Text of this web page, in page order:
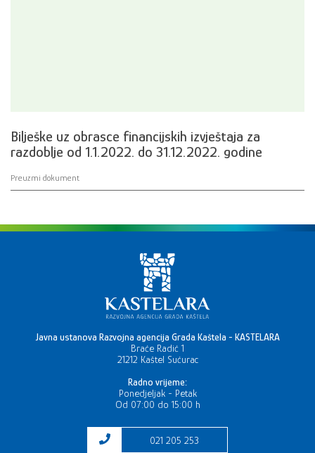
Bilješke uz obrasce financijskih izvještaja za
razdoblje od 1.1.2022. do 31.12.2022. godine
Preuzmi dokument
Javna ustanova Razvojna agencija Grada Kaštela - KASTELARA
Braće Radić 1
21212 Kaštel Sućurac
Radno vrijeme:
Ponedjeljak - Petak
Od 07:00 do 15:00 h
021 205 253